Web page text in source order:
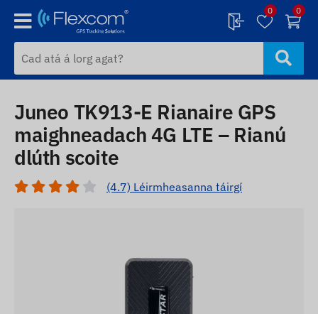
0 0
Juneo TK913-E Rianaire GPS
maighneadach 4G LTE – Rianú
dlúth scoite
(4.7) Léirmheasanna táirgí